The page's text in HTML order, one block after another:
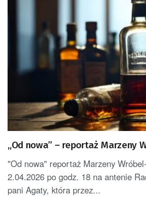
„Od nowa” – reportaż Marzeny
"Od nowa" reportaż Marzeny
2.04.2026 po godz. 18 na antenie
pani Agaty, która przez...